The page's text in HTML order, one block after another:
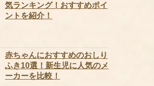
気ランキング！おすすめポイ
ントを紹介！
赤ちゃんにおすすめのおしり
ふき10選！新生児に人気のメ
ーカーを比較！